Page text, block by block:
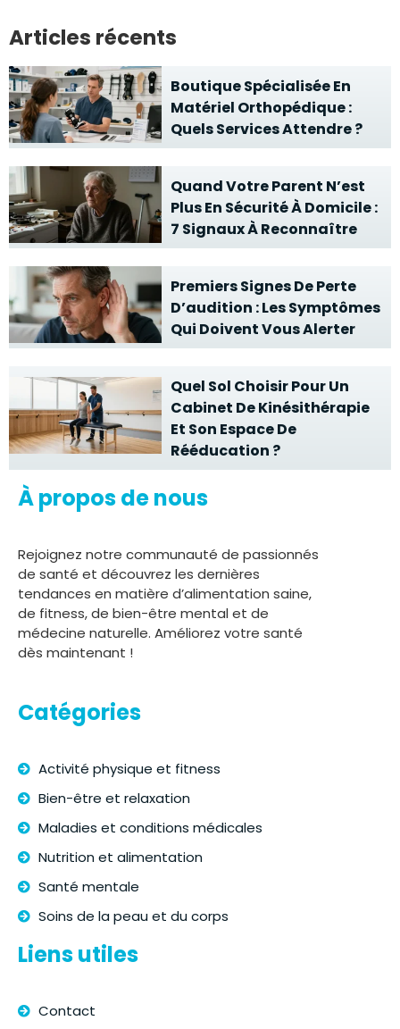
Articles récents
Boutique Spécialisée En
Matériel Orthopédique :
Quels Services Attendre ?
Quand Votre Parent N’est
Plus En Sécurité À Domicile :
7 Signaux À Reconnaître
Premiers Signes De Perte
D’audition : Les Symptômes
Qui Doivent Vous Alerter
Quel Sol Choisir Pour Un
Cabinet De Kinésithérapie
Et Son Espace De
Rééducation ?
À propos de nous
Rejoignez notre communauté de passionnés
de santé et découvrez les dernières
tendances en matière d’alimentation saine,
de fitness, de bien-être mental et de
médecine naturelle. Améliorez votre santé
dès maintenant !
Catégories
Activité physique et fitness
Bien-être et relaxation
Maladies et conditions médicales
Nutrition et alimentation
Santé mentale
Soins de la peau et du corps
Liens utiles
Contact